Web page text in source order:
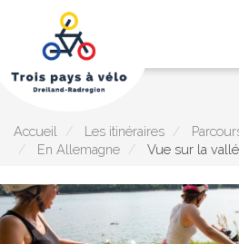
Aller
principal
Accueil Les itinéraires
En Allemagne
Vue sur la